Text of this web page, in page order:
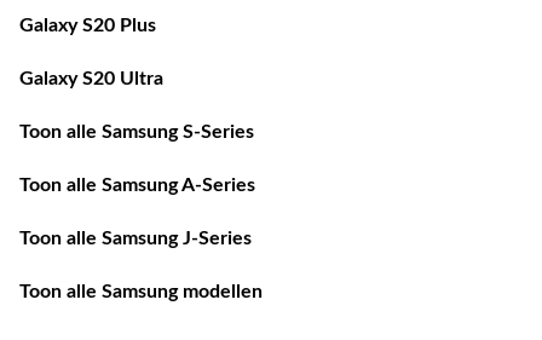
Galaxy S20 Plus
Galaxy S20 Ultra
Toon alle Samsung S-Series
Toon alle Samsung A-Series
Toon alle Samsung J-Series
Toon alle Samsung modellen